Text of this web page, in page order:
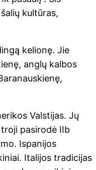
kultūras,
kelionę. Jie
anglų kalbos
Valstijas. Jų
pasirodė IIb
Ispanijos
Italijos tradicijas